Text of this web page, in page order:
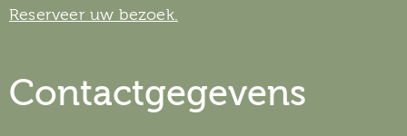
Reserveer uw bezoek.
Contactgegevens